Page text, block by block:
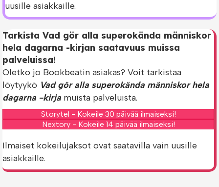
uusille asiakkaille.
Tarkista Vad gör alla superokända människor
hela dagarna -kirjan saatavuus muissa
palveluissa!
Oletko jo Bookbeatin asiakas? Voit tarkistaa
löytyykö Vad gör alla superokända människor hela
dagarna -kirja muista palveluista.
Storytel - Kokeile 30 päivää ilmaiseksi!
Nextory - Kokeile 14 päivää ilmaiseksi!
Ilmaiset kokeilujaksot ovat saatavilla vain uusille
asiakkaille.